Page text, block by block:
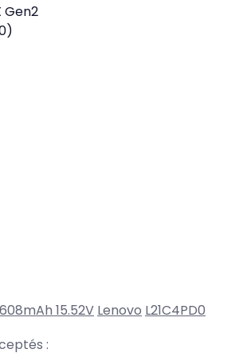
15.52V Lenovo L21C4PD0
: